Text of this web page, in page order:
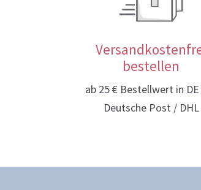
bestellen
ab 25 € Bestellwert in
Deutsche Post / DHL